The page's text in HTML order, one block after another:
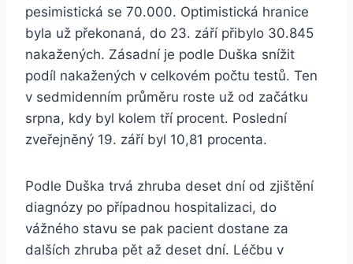
pesimistická se 70.000. Optimistická hranice
byla už překonaná, do 23. září přibylo 30.845
nakažených. Zásadní je podle Duška snížit
podíl nakažených v celkovém počtu testů. Ten
v sedmidenním průměru roste už od začátku
srpna, kdy byl kolem tří procent. Poslední
zveřejněný 19. září byl 10,81 procenta.
Podle Duška trvá zhruba deset dní od zjištění
diagnózy po případnou hospitalizaci, do
vážného stavu se pak pacient dostane za
dalších zhruba pět až deset dní. Léčbu v